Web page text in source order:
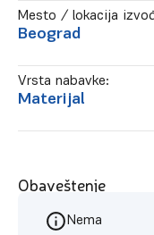
Mesto / lokacija
Beograd
Vrsta nabavke:
Materijal
Obaveštenje
Nema